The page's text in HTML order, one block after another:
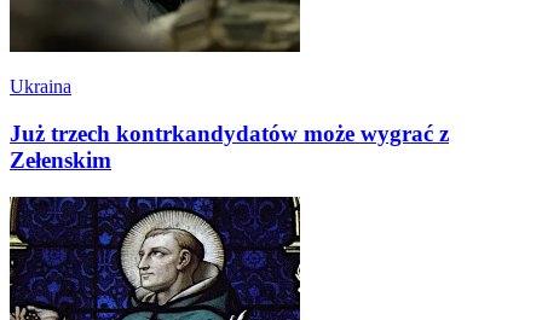
Ukraina
Już trzech kontrkandydatów może wygrać z
Zełenskim